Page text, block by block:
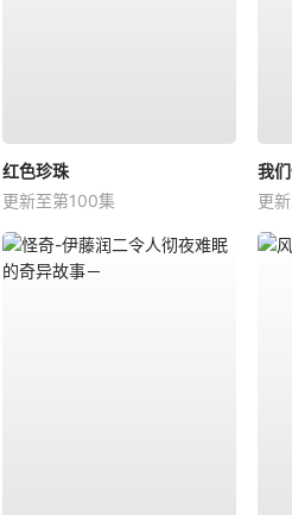
红色珍珠
更新至第100集
我
更